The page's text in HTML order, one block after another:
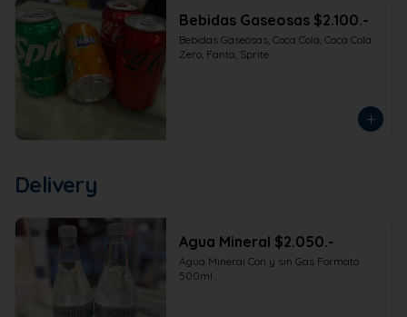
Bebidas Gaseosas $2.100.-
Bebidas Gaseosas, Coca Cola, Coca Cola
Zero, Fanta, Sprite
Delivery
Agua Mineral $2.050.-
Agua Mineral Con y sin Gas Formato
500ml